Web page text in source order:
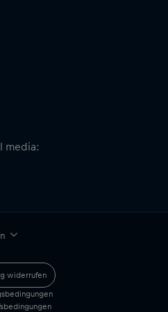
media:
widerrufen